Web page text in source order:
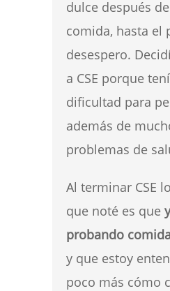
dulce después
comida, hasta el
desespero.
a CSE porque
dificultad para
además de
problemas de
Al terminar CSE
que noté es que
probando
y que estoy
poco más cómo